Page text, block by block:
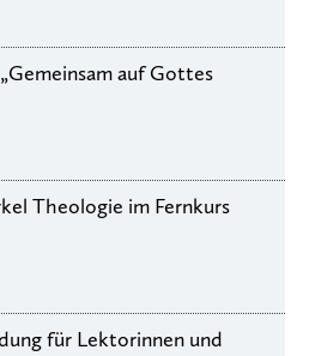
auf Gottes
Theologie im Fernkurs
für Lektorinnen und